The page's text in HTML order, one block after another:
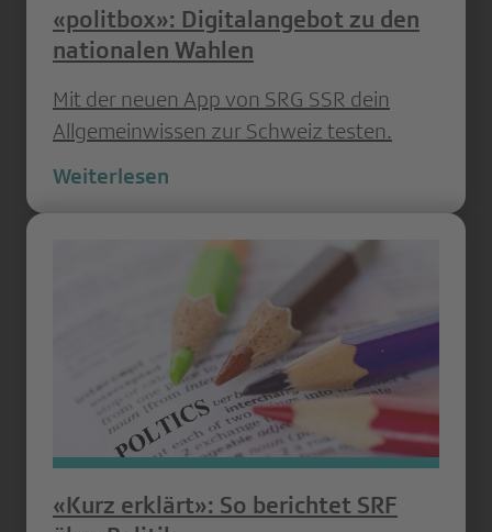
«politbox»: Digitalangebot zu den
nationalen Wahlen
Mit der neuen App von SRG SSR dein
Allgemeinwissen zur Schweiz testen.
Weiterlesen
«Kurz erklärt»: So berichtet SRF